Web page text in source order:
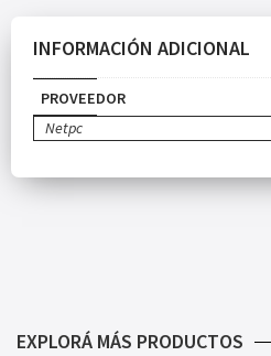
INFORMACIÓN ADICIONAL
PROVEEDOR
Netpc
EXPLORÁ MÁS PRODUCTOS